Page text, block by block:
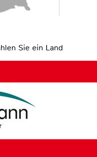
Sie ein Land